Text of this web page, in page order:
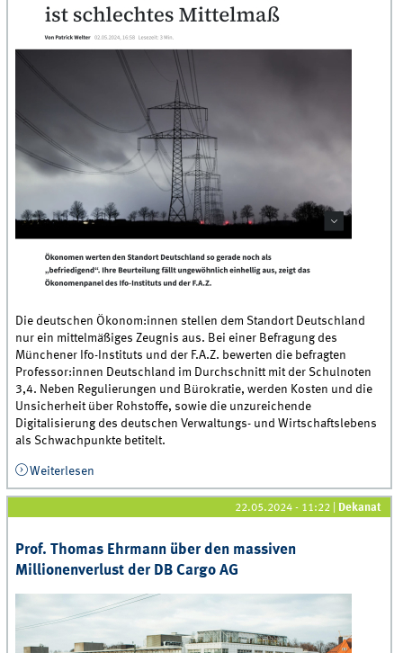
Die deutschen Ökonom:innen stellen dem Standort Deutschland
nur ein mittelmäßiges Zeugnis aus. Bei einer Befragung des
Münchener Ifo-Instituts und der F.A.Z. bewerten die befragten
Professor:innen Deutschland im Durchschnitt mit der Schulnoten
3,4. Neben Regulierungen und Bürokratie, werden Kosten und die
Unsicherheit über Rohstoffe, sowie die unzureichende
Digitalisierung des deutschen Verwaltungs- und Wirtschaftslebens
als Schwachpunkte betitelt.
Weiterlesen
Standortqualität Deutschlands
22.05.2024 - 11:22 Dekanat
Prof. Thomas Ehrmann über den massiven
Millionenverlust der DB Cargo AG